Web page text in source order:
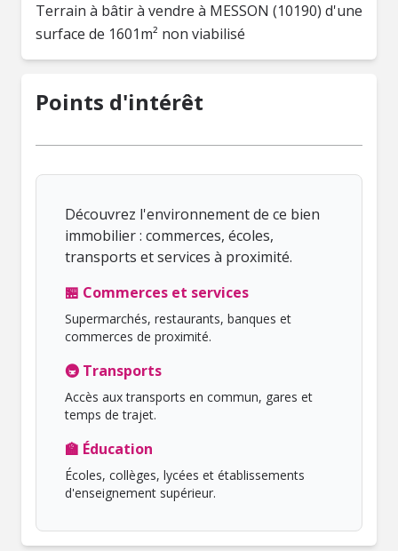
Terrain à bâtir à vendre à MESSON (10190) d'une
surface de 1601m² non viabilisé
Points d'intérêt
Découvrez l'environnement de ce bien
immobilier : commerces, écoles,
transports et services à proximité.
🏪 Commerces et services
Supermarchés, restaurants, banques et
commerces de proximité.
🚇 Transports
Accès aux transports en commun, gares et
temps de trajet.
🏫 Éducation
Écoles, collèges, lycées et établissements
d'enseignement supérieur.